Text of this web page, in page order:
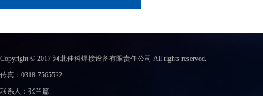
Copyright © 2017 河北佳科焊接设备有限责任公司 All rights reserved.
传真：0318-7565522
联系人：张兰篇